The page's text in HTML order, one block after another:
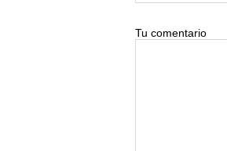
Tu comentario